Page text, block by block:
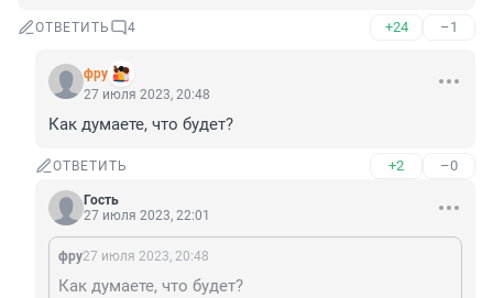
ОТВЕТИТЬ 4 +24 –1
фру
27 июля 2023, 20:48
Как думаете, что будет?
ОТВЕТИТЬ +2 –0
Гость
27 июля 2023, 22:01
фру27 июля 2023, 20:48
Как думаете, что будет?